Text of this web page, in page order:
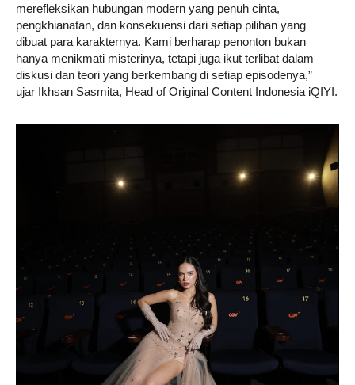
merefleksikan hubungan modern yang penuh cinta,
pengkhianatan, dan konsekuensi dari setiap pilihan yang
dibuat para karakternya. Kami berharap penonton bukan
hanya menikmati misterinya, tetapi juga ikut terlibat dalam
diskusi dan teori yang berkembang di setiap episodenya,”
ujar Ikhsan Sasmita, Head of Original Content Indonesia iQIYI.